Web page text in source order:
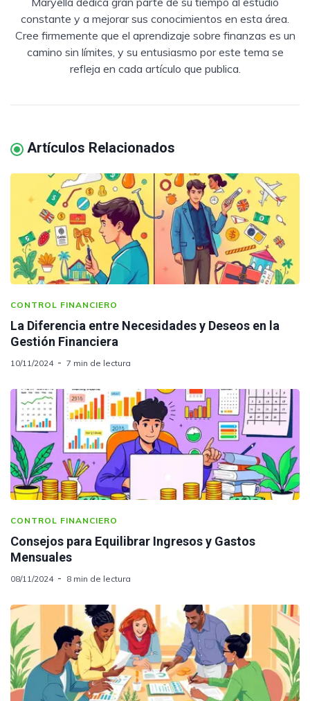
constante y a mejorar sus conocimientos en esta área.
Cree firmemente que el aprendizaje sobre finanzas es un
camino sin límites, y su entusiasmo por este tema se
refleja en cada artículo que publica.
Artículos Relacionados
CONTROL FINANCIERO
La Diferencia entre Necesidades y Deseos en la
Gestión Financiera
10/11/2024 7 min de lectura
CONTROL FINANCIERO
Consejos para Equilibrar Ingresos y Gastos
Mensuales
08/11/2024 8 min de lectura